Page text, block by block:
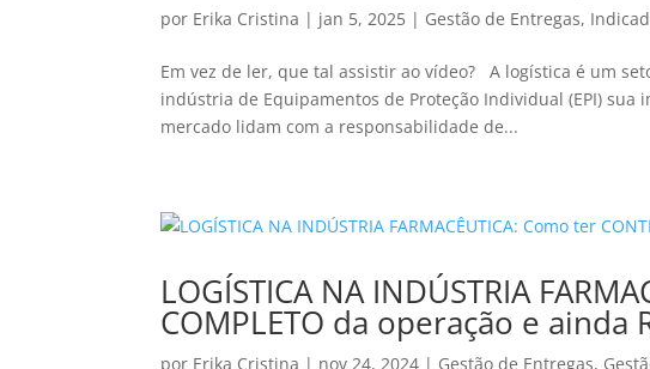
por Erika Cristina | jan 5, 2025 | Gestão de Entregas,
Em vez de ler, que tal assistir ao vídeo? A logística é um
indústria de Equipamentos de Proteção Individual (EPI)
mercado lidam com a responsabilidade de...
LOGÍSTICA NA INDÚSTRIA
COMPLETO da operação e ainda
por Erika Cristina | nov 24, 2024 | Gestão de Entregas,